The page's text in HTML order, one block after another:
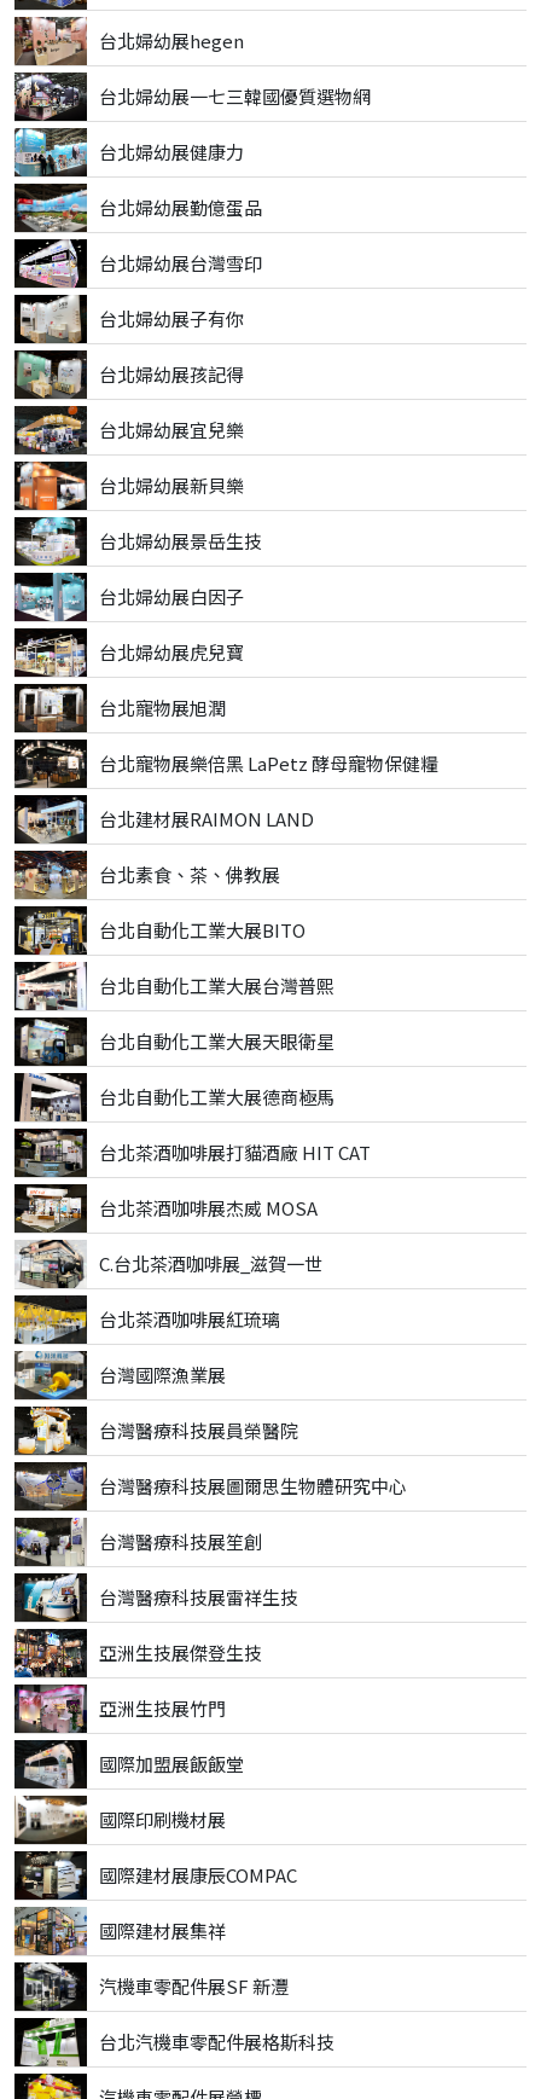
台北婦幼展hegen
台北婦幼展一七三韓國優質選物網
台北婦幼展健康力
台北婦幼展勤億蛋品
台北婦幼展台灣雪印
台北婦幼展子有你
台北婦幼展孩記得
台北婦幼展宜兒樂
台北婦幼展新貝樂
台北婦幼展景岳生技
台北婦幼展白因子
台北婦幼展虎兒寶
台北寵物展旭潤
台北寵物展樂倍黑 LaPetz 酵母寵物保健糧
台北建材展RAIMON LAND
台北素食、茶、佛教展
台北自動化工業大展BITO
台北自動化工業大展台灣普熙
台北自動化工業大展天眼衛星
台北自動化工業大展德商極馬
台北茶酒咖啡展打貓酒廠 HIT CAT
台北茶酒咖啡展杰威 MOSA
C.台北茶酒咖啡展_滋賀一世
台北茶酒咖啡展紅琉璃
台灣國際漁業展
台灣醫療科技展員榮醫院
台灣醫療科技展圖爾思生物體研究中心
台灣醫療科技展笙創
台灣醫療科技展雷祥生技
亞洲生技展傑登生技
亞洲生技展竹門
國際加盟展飯飯堂
國際印刷機材展
國際建材展康辰COMPAC
國際建材展集祥
汽機車零配件展SF 新灃
台北汽機車零配件展格斯科技